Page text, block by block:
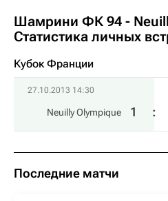
Шамрини ФК 94 -
Статистика личных
Кубок Франции
27.10.2013 14:30
Neuilly Olympique 1 :
Последние матчи